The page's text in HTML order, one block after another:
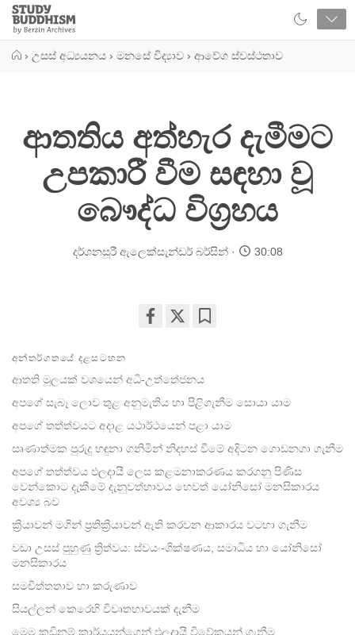
Close
Study
Buddhism
› උසස් අධ්‍යයනය › මනසේ විද්‍යාව › ආවේග ස්වස්ථතාව
ආතතිය අත්හැර දැමීමට
උපකාරී වීම සඳහා වූ
බෞද්ධ විග්‍රහය
දර්ශනසූරී ඇලෙක්සැන්ඩර් බර්සින් 30:08
facebook
අන්තර්ගතයේ දළසටහන
ආතති මූලයක් වශයෙන් අධි-උත්තේජනය
අපගේ සැබෑ ලොව තුළ අනුමැතිය හා පිළිගැනීම සොයා යාම
අපගේ තත්ත්වයට අදාළ යථාර්ථයෙන් පළා යාම
සෘණාත්මක පුරුදු හඳුනා ගනිමින් නිදහස් වීමේ අදිටන ගොඩනගා ගැනීම
අපගේ තත්ත්වය ඵලදායී ලෙස කළමනාකරණය කරගනු පිණිස
වෙන්කොට දැකීමේ දැනුවත්භාවය හෙවත් යෝනිසෝ මනසිකාරය
අවශ්‍ය බව
ක්‍රියාවන් මගින් ප්‍රතික්‍රියාවන් ඇති කරවන ආකාරය වටහා ගැනීම
වඩා උසස් පුහුණු ත්‍රිත්වය: ස්වයං-ශික්ෂණය, සමාධිය හා යෝනිසෝ
මනසිකාරය
සමචිත්තතාව හා කරුණාව
සියල්ලන් කෙරෙහි විවෘතභාවයක් දැනීම
මෙම කඩිනම් කාර්යයන්ගෙන් ඵලදායී විවේකයන් ගැනීම